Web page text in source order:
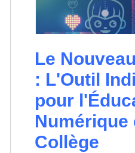
Le
: L'Outil
pour
Numérique
Collège